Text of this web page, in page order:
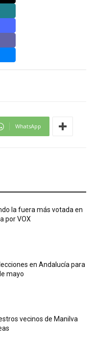
WhatsApp
la fuera más votada en
por VOX
en Andalucía para
mayo
vecinos de Manilva